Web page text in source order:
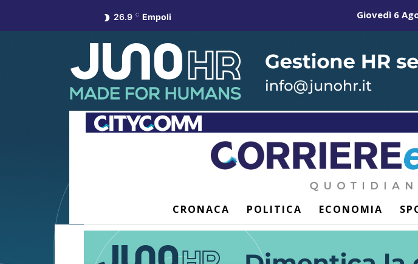
26.9 C Empoli Giovedì 6
CRONACA POLITICA ECONOMIA